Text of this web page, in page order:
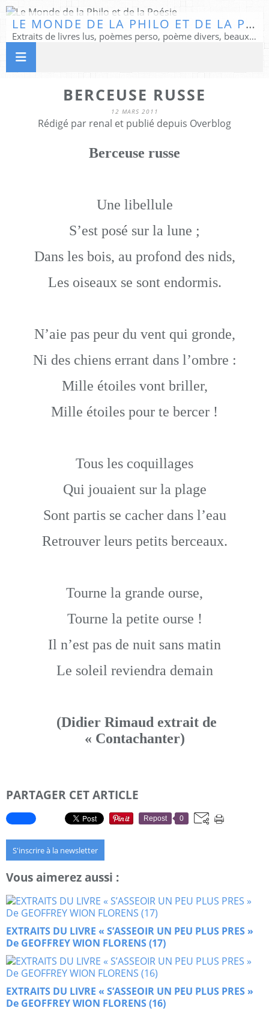
LE MONDE DE LA PHILO ET DE LA POÉSIE
Extraits de livres lus, poèmes perso, poème divers, beaux textes...
BERCEUSE RUSSE
12 MARS 2011
Rédigé par renal et publié depuis Overblog
Berceuse russe
Une libellule
S’est posé sur la lune ;
Dans les bois, au profond des nids,
Les oiseaux se sont endormis.
N’aie pas peur du vent qui gronde,
Ni des chiens errant dans l’ombre :
Mille étoiles vont briller,
Mille étoiles pour te bercer !
Tous les coquillages
Qui jouaient sur la plage
Sont partis se cacher dans l’eau
Retrouver leurs petits berceaux.
Tourne la grande ourse,
Tourne la petite ourse !
Il n’est pas de nuit sans matin
Le soleil reviendra demain
(Didier Rimaud extrait de
« Contachanter)
PARTAGER CET ARTICLE
Repost 0
S'inscrire à la newsletter
Vous aimerez aussi :
EXTRAITS DU LIVRE « S’ASSEOIR UN PEU PLUS PRES »
De GEOFFREY WION FLORENS (17)
EXTRAITS DU LIVRE « S’ASSEOIR UN PEU PLUS PRES »
De GEOFFREY WION FLORENS (16)